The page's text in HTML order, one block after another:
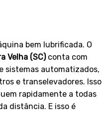
bem lubrificada. O
Velha (SC)conta com
sistemas automatizados,
e transelevadores. Isso
rapidamente a todas
distância. E isso é